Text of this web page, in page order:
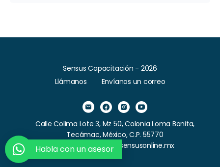
Sensus Capacitación - 2026
Llámanos
Envíanos un correo
Calle Colima Lote 3, Mz 50, Colonia Loma Bonita,
Tecámac, México, C.P. 55770
Correo: contacto@sensusonline.mx
Habla con un asesor